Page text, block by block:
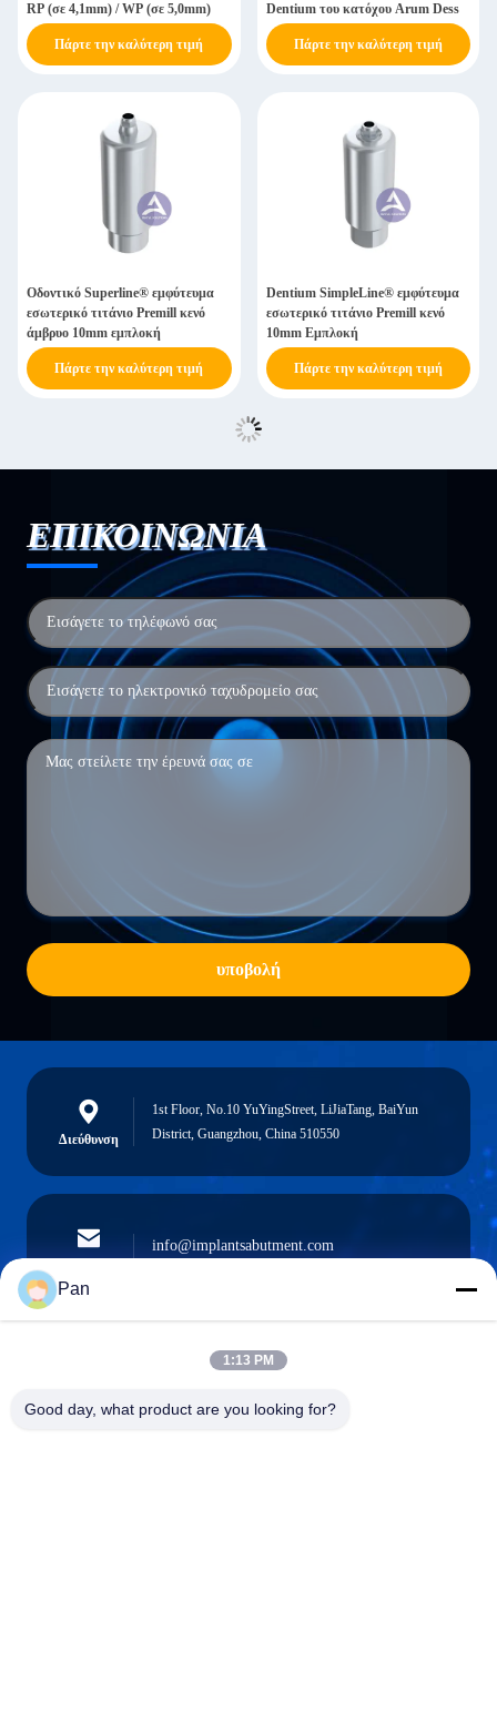
RP (σε 4,1mm) / WP (σε 5,0mm)
Πάρτε την καλύτερη τιμή
Dentium του κατόχου Arum Dess
Πάρτε την καλύτερη τιμή
Οδοντικό Superline® εμφύτευμα
εσωτερικό τιτάνιο Premill κενό
άμβρυο 10mm εμπλοκή
Πάρτε την καλύτερη τιμή
Dentium SimpleLine® εμφύτευμα
εσωτερικό τιτάνιο Premill κενό
10mm Εμπλοκή
Πάρτε την καλύτερη τιμή
ΕΠΙΚΟΙΝΩΝΙΑ
υποβολή
Διεύθυνση
1st Floor, No.10 YuYingStreet, LiJiaTang, BaiYun
District, Guangzhou, China 510550
ταχυδρομείο
info@implantsabutment.com
Τηλέφωνο
Pan
1:13 PM
Good day, what product are you looking for?